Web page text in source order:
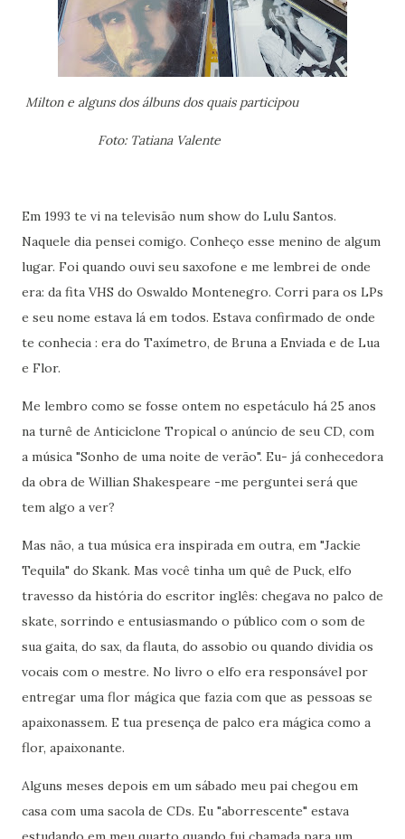
Milton e alguns dos álbuns dos quais participou
Foto: Tatiana Valente
Em 1993 te vi na televisão num show do Lulu Santos.
Naquele dia pensei comigo. Conheço esse menino de algum
lugar. Foi quando ouvi seu saxofone e me lembrei de onde
era: da fita VHS do Oswaldo Montenegro. Corri para os LPs
e seu nome estava lá em todos. Estava confirmado de onde
te conhecia : era do Taxímetro, de Bruna a Enviada e de Lua
e Flor.
Me lembro como se fosse ontem no espetáculo há 25 anos
na turnê de Anticiclone Tropical o anúncio de seu CD, com
a música "Sonho de uma noite de verão". Eu- já conhecedora
da obra de Willian Shakespeare -me perguntei será que
tem algo a ver?
Mas não, a tua música era inspirada em outra, em "Jackie
Tequila" do Skank. Mas você tinha um quê de Puck, elfo
travesso da história do escritor inglês: chegava no palco de
skate, sorrindo e entusiasmando o público com o som de
sua gaita, do sax, da flauta, do assobio ou quando dividia os
vocais com o mestre. No livro o elfo era responsável por
entregar uma flor mágica que fazia com que as pessoas se
apaixonassem. E tua presença de palco era mágica como a
flor, apaixonante.
Alguns meses depois em um sábado meu pai chegou em
casa com uma sacola de CDs. Eu "aborrescente" estava